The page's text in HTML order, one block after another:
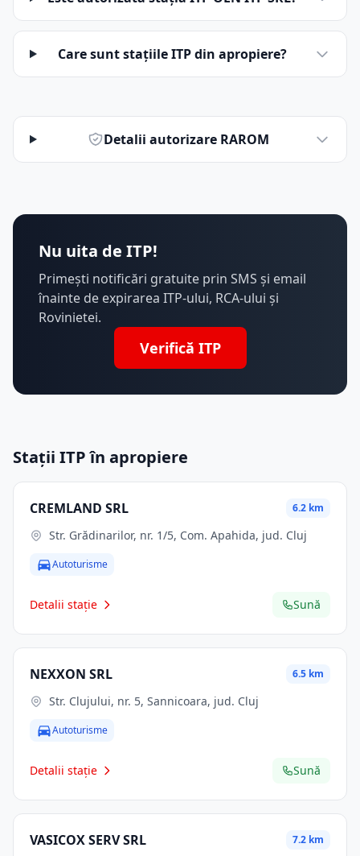
Care sunt stațiile ITP din apropiere?
Detalii autorizare RAROM
Nu uita de ITP!
Primești notificări gratuite prin SMS și email
înainte de expirarea ITP-ului, RCA-ului și
Rovinietei.
Verifică ITP
Stații ITP în apropiere
CREMLAND SRL 6.2 km
Str. Grădinarilor, nr. 1/5, Com. Apahida, jud. Cluj
Autoturisme
Detalii stație Sună
NEXXON SRL 6.5 km
Str. Clujului, nr. 5, Sannicoara, jud. Cluj
Autoturisme
Detalii stație Sună
VASICOX SERV SRL 7.2 km